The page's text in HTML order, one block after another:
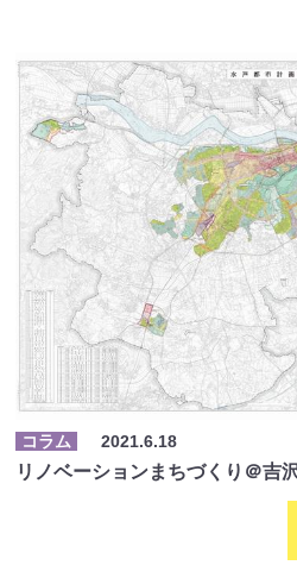
コラム 2021.6.18
リノベーションまちづくり＠吉